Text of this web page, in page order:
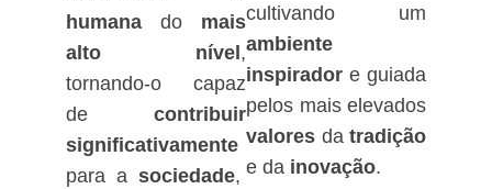
humana do mais
alto nível ,
tornando-o capaz
de contribuir
significativamente
para a sociedade,
cultivando um
ambiente
inspirador e guiada
pelos mais elevados
valores da tradição
e da inovação.